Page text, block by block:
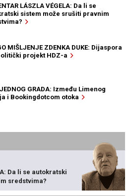
LÁSZLA VÉGELA: Da li se
sistem može srušiti pravnim
MIŠLJENJE ZDENKA DUKE: Dijaspora
projekt HDZ-a
GRADA: Između Limenog
i Bookingdotcom otoka
Da li se autokratski
sredstvima?